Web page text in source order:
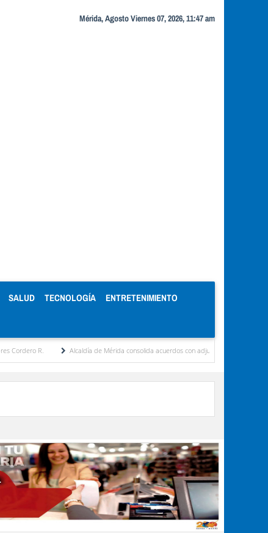
Mérida, Agosto Viernes 07, 2026, 11:47 am
SALUD TECNOLOGÍA ENTRETENIMIENTO
Alcaldía de Mérida consolida acuerdos con adjudicatarios del Mercado Periférico